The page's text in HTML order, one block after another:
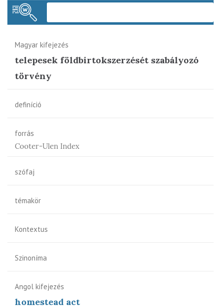
Magyar kifejezés
telepesek földbirtokszerzését szabályozó
törvény
definíció
forrás
Cooter-Ulen Index
szófaj
témakör
Kontextus
Szinoníma
Angol kifejezés
homestead act